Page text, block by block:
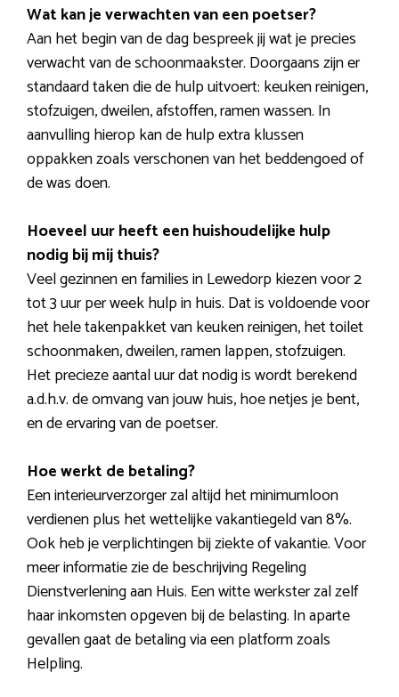
Wat kan je verwachten van een poetser?
Aan het begin van de dag bespreek jij wat je precies
verwacht van de schoonmaakster. Doorgaans zijn er
standaard taken die de hulp uitvoert: keuken reinigen,
stofzuigen, dweilen, afstoffen, ramen wassen. In
aanvulling hierop kan de hulp extra klussen
oppakken zoals verschonen van het beddengoed of
de was doen.
Hoeveel uur heeft een huishoudelijke hulp
nodig bij mij thuis?
Veel gezinnen en families in Lewedorp kiezen voor 2
tot 3 uur per week hulp in huis. Dat is voldoende voor
het hele takenpakket van keuken reinigen, het toilet
schoonmaken, dweilen, ramen lappen, stofzuigen.
Het precieze aantal uur dat nodig is wordt berekend
a.d.h.v. de omvang van jouw huis, hoe netjes je bent,
en de ervaring van de poetser.
Hoe werkt de betaling?
Een interieurverzorger zal altijd het minimumloon
verdienen plus het wettelijke vakantiegeld van 8%.
Ook heb je verplichtingen bij ziekte of vakantie. Voor
meer informatie zie de beschrijving Regeling
Dienstverlening aan Huis. Een witte werkster zal zelf
haar inkomsten opgeven bij de belasting. In aparte
gevallen gaat de betaling via een platform zoals
Helpling.